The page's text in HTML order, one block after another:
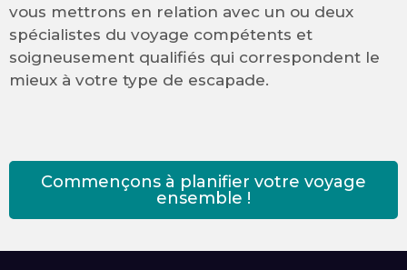
vous mettrons en relation avec un ou deux
spécialistes du voyage compétents et
soigneusement qualifiés qui correspondent le
mieux à votre type de escapade.
Commençons à planifier votre voyage
ensemble !